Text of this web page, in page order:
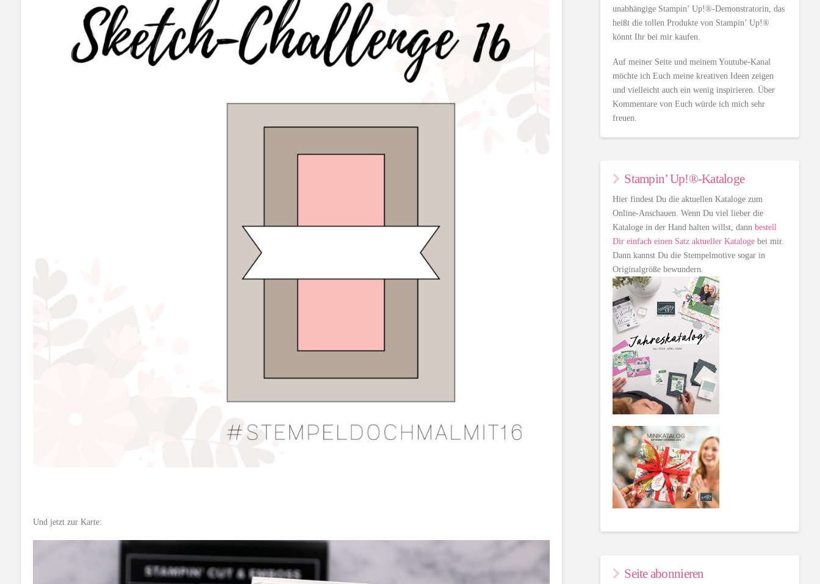
Und jetzt zur Karte:
unabhängige Stampin’ Up!®-Demonstratorin, das
heißt die tollen Produkte von Stampin’ Up!®
könnt Ihr bei mir kaufen.
Auf meiner Seite und meinem Youtube-Kanal
möchte ich Euch meine kreativen Ideen zeigen
und vielleicht auch ein wenig inspirieren. Über
Kommentare von Euch würde ich mich sehr
freuen.
Stampin’ Up!®-Kataloge
Hier findest Du die aktuellen Kataloge zum
Online-Anschauen. Wenn Du viel lieber die
Kataloge in der Hand halten willst, dannbestell
Dir einfach einen Satz aktueller Kataloge bei mir.
Dann kannst Du die Stempelmotive sogar in
Originalgröße bewundern.
Seite abonnieren